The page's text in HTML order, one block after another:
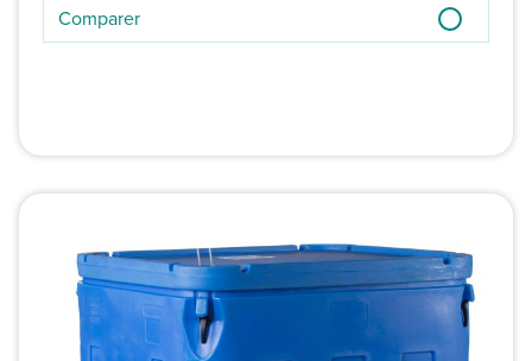
Comparer